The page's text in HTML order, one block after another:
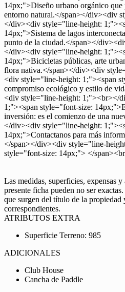
14px;">Diseño urbano orgánico
entorno natural.</span></div><div
</div><div style="line-height:
14px;">Sistema de lagos
punto de la ciudad.</span></
</div><div style="line-height:
14px;">Bicicletas públicas, arte
flora nativa.</span></div><div
<div style="line-height: 1;"><span
compromiso ecológico y estilo de
<div style="line-height: 1;"><br></
1;"><span style="font-size:
inversión: es el comienzo de una
</div><div style="line-height:
14px;">Contactanos para más
</span></div><div style="line-
style="font-size: 14px;"> </
Las medidas, superficies, expensas
presente ficha pueden no ser
que surgen del título de la propiedad
correspondientes.
ATRIBUTOS EXTRA
Superficie Terreno: 985
ADICIONALES
Club House
Cancha de Paddle